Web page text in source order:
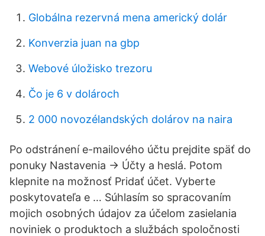
Globálna rezervná mena americký dolár
Konverzia juan na gbp
Webové úložisko trezoru
Čo je 6 v dolároch
2 000 novozélandských dolárov na naira
Po odstránení e-mailového účtu prejdite späť do
ponuky Nastavenia -> Účty a heslá. Potom
klepnite na možnosť Pridať účet. Vyberte
poskytovateľa e … Súhlasím so spracovaním
mojich osobných údajov za účelom zasielania
noviniek o produktoch a službách spoločnosti